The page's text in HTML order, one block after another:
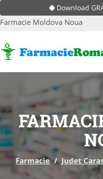
Download
Farmacie Moldova Noua
Farmacie / Judet